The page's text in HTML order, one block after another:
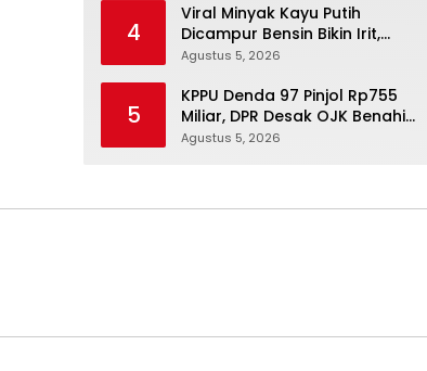
4
Viral Minyak Kayu Putih
Dicampur Bensin Bikin Irit,
Pakar IPB Buka Fakta
Agustus 5, 2026
5
KPPU Denda 97 Pinjol Rp755
Miliar, DPR Desak OJK Benahi
Tata Kelola dan Lindungi
Agustus 5, 2026